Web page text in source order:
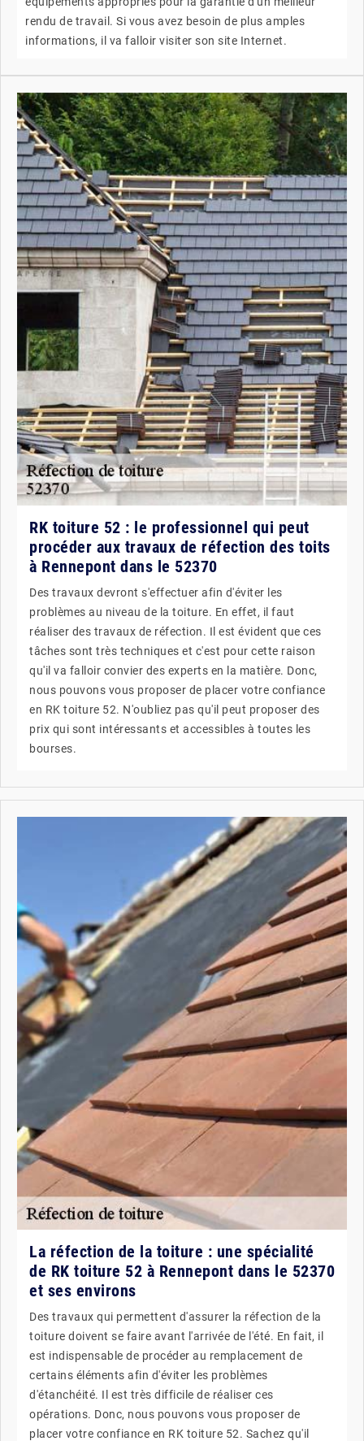
rendu de travail. Si vous avez besoin de plus amples
informations, il va falloir visiter son site Internet.
RK toiture 52 : le professionnel qui peut
procéder aux travaux de réfection des toits
à Rennepont dans le 52370
Des travaux devront s'effectuer afin d'éviter les
problèmes au niveau de la toiture. En effet, il faut
réaliser des travaux de réfection. Il est évident que ces
tâches sont très techniques et c'est pour cette raison
qu'il va falloir convier des experts en la matière. Donc,
nous pouvons vous proposer de placer votre confiance
en RK toiture 52. N'oubliez pas qu'il peut proposer des
prix qui sont intéressants et accessibles à toutes les
bourses.
La réfection de la toiture : une spécialité
de RK toiture 52 à Rennepont dans le 52370
et ses environs
Des travaux qui permettent d'assurer la réfection de la
toiture doivent se faire avant l'arrivée de l'été. En fait, il
est indispensable de procéder au remplacement de
certains éléments afin d'éviter les problèmes
d'étanchéité. Il est très difficile de réaliser ces
opérations. Donc, nous pouvons vous proposer de
placer votre confiance en RK toiture 52. Sachez qu'il